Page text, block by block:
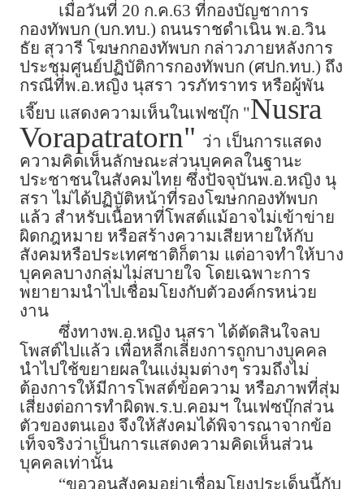
เมื่อวันที่ 20 ก.ค.63 ที่กองบัญชาการ
กองทัพบก (บก.ทบ.) ถนนราชดำเนิน พ.อ.วิน
ธัย สุวารี โฆษกกองทัพบก กล่าวภายหลังการ
ประชุมศูนย์ปฏิบัติการกองทัพบก (ศปก.ทบ.) ถึง
กรณีที่พ.อ.หญิง นุสรา วรภัทราทร หรือผู้พัน
เจี๊ยบ แสดงความเห็นในเฟซบุ๊ก "Nusra
Vorapatratorn" ว่า เป็นการแสดง
ความคิดเห็นลักษณะส่วนบุคคลในฐานะ
ประชาชนในสังคมไทย ซึ่งปัจจุบันพ.อ.หญิง นุ
สรา ไม่ได้ปฏิบัติหน้าที่รองโฆษกกองทัพบก
แล้ว สำหรับเนื้อหาที่โพสต์แม้อาจไม่เข้าข่าย
ผิดกฎหมาย หรือสร้างความเสียหายให้กับ
สังคมหรือประเทศชาติก็ตาม แต่อาจทำให้บาง
บุคคลบางกลุ่มไม่สบายใจ โดยเฉพาะการ
พยายามนำไปเชื่อมโยงกับตัวองค์กรหน่วย
งาน
ซึ่งทางพ.อ.หญิง นุสรา ได้ตัดสินใจลบ
โพสต์ไปแล้ว เพื่อหลีกเลี่ยงการถูกบางบุคคล
นำไปใช้ขยายผลในแง่มุมต่างๆ รวมถึงไม่
ต้องการให้มีการโพสต์ข้อความ หรือภาพที่สุ่ม
เสี่ยงต่อการทำผิดพ.ร.บ.คอมฯ ในเฟซบุ๊กส่วน
ตัวของตนเอง จึงให้สังคมได้พิจารณาจากข้อ
เท็จจริงว่าเป็นการแสดงความคิดเห็นส่วน
บุคคลเท่านั้น
“ขอวอนสังคมอย่าเชื่อมโยงประเด็นนี้กับ